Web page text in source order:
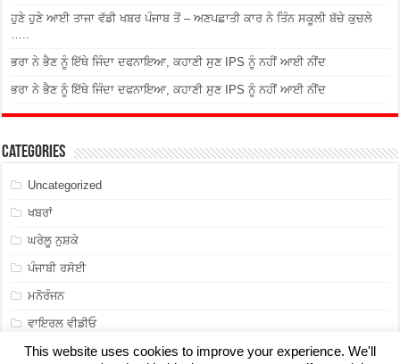
ਹੁਣੇ ਹੁਣੇ ਆਈ ਤਾਜਾ ਵੱਡੀ ਖਬਰ ਪੰਜਾਬ ਤੋਂ – ਅਣਪਛਾਤੀ ਕਾਰ ਨੇ ਤਿੰਨ ਸਕੂਲੀ ਬੱਚੇ ਕੁਚਲੇ
…..
ਭਰਾ ਨੇ ਭੈਣ ਨੂੰ ਇੱਥੇ ਜਿੰਦਾ ਦਫਨਾਇਆ, ਕਹਾਣੀ ਸੁਣ IPS ਨੂੰ ਨਹੀਂ ਆਈ ਨੀਂਦ
ਭਰਾ ਨੇ ਭੈਣ ਨੂੰ ਇੱਥੇ ਜਿੰਦਾ ਦਫਨਾਇਆ, ਕਹਾਣੀ ਸੁਣ IPS ਨੂੰ ਨਹੀਂ ਆਈ ਨੀਂਦ
Categories
Uncategorized
ਖਬਰਾਂ
ਘਰੇਲੂ ਨੁਸ਼ਕੇ
ਪੰਜਾਬੀ ਰਸੋਈ
ਮਨੋਰੰਜਨ
ਵਾਇਰਲ ਵੀਡੀਓ
This website uses cookies to improve your experience. We'll